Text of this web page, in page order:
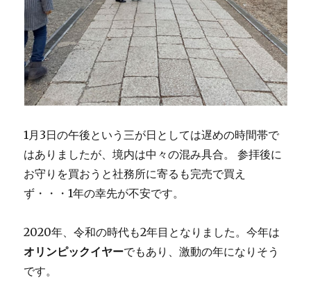
1月3日の午後という三が日としては遅めの時間帯で
はありましたが、境内は中々の混み具合。 参拝後に
お守りを買おうと社務所に寄るも完売で買え
ず・・・1年の幸先が不安です。
2020年、令和の時代も2年目となりました。今年は
オリンピックイヤーでもあり、激動の年になりそう
です。